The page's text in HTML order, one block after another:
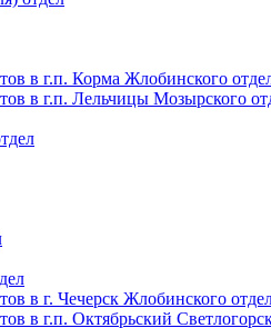
в г.п. Корма Жлобинского
в г.п. Лельчицы Мозырского
в г. Чечерск Жлобинского
в г.п. Октябрьский